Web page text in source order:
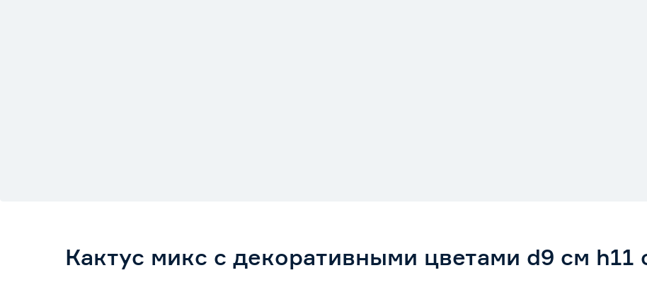
Кактус микс с декоративными цветами d9 см h11